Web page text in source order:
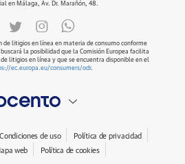
en Málaga, Av. Dr. Marañón, 48.
de litigios en línea en materia de consumo conforme
la posibilidad que la Comisión Europea facilita
litigios en línea y que se encuentra disponible en el
ec.europa.eu/consumers/odr.
Condiciones de uso
Política de privacidad
web Política de cookies